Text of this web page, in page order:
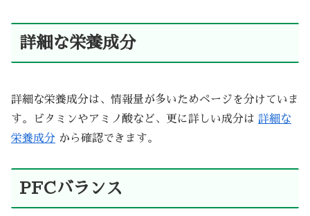
詳細な栄養成分
詳細な栄養成分は、情報量が多いためページを分けていま
す。ビタミンやアミノ酸など、更に詳しい成分は 詳細な
栄養成分 から確認できます。
PFCバランス